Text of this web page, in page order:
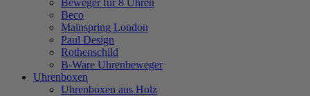
Beweger für 8 Uhren
Beco
Mainspring London
Paul Design
Rothenschild
B-Ware Uhrenbeweger
Uhrenboxen
Uhrenboxen aus Holz